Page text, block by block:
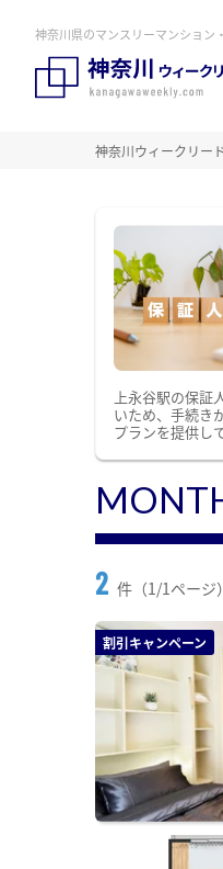
神奈川県のマンスリーマンション
神奈川ウィークリー
上永谷駅の保
いため、手続き
プランを提供し
2 件（1/1ページ）
割引キャンペーン